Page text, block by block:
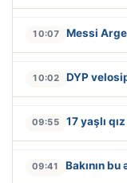
10:07 Messi
10:02 DYP
09:55 17 yaşlı
09:41 Bakının